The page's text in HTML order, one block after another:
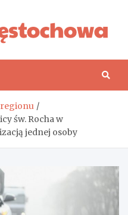
św. Rocha w
jednej osoby